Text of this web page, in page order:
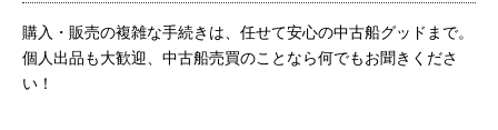
購入・販売の複雑な手続きは、任せて安心の中古船グッドまで。
個人出品も大歓迎、中古船売買のことなら何でもお聞きくださ
い！